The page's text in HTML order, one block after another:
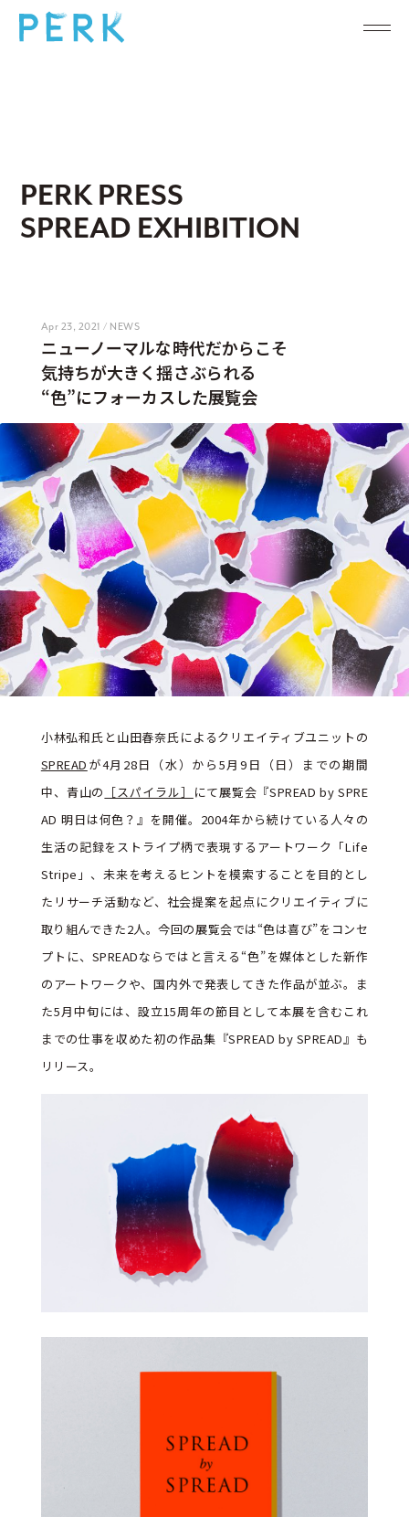
PERK PRESS
SPREAD EXHIBITION
Apr 23, 2021 / NEWS
ニューノーマルな時代だからこそ
気持ちが大きく揺さぶられる
“色”にフォーカスした展覧会
小林弘和氏と山田春奈氏によるクリエイティブユニットの
SPREAD が4月28日（水）から5月9日（日）までの期間
中、青山の ［スパイラル］
にて展覧会『SPREAD by SPRE
AD 明日は何色？』を開催。2004年から続けている人々の
生活の記録をストライプ柄で表現するアートワーク「Life
Stripe」、未来を考えるヒントを模索することを目的とし
たリサーチ活動など、社会提案を起点にクリエイティブに
取り組んできた2人。今回の展覧会では“色は喜び”をコンセ
プトに、SPREADならではと言える“色”を媒体とした新作
のアートワークや、国内外で発表してきた作品が並ぶ。ま
た5月中旬には、設立15周年の節目として本展を含むこれ
までの仕事を収めた初の作品集『SPREAD by SPREAD』も
リリース。